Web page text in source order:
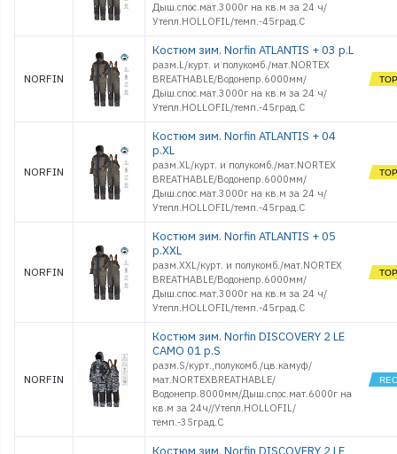
Дыш.спос.мат.3000г на кв.м за 24 ч/
Утепл.HOLLOFIL/темп.-45град.С
NORFIN
Костюм зим. Norfin ATLANTIS + 03 р.L
разм.L/курт. и полукомб./мат.NORTEX
BREATHABLE/Водонепр.6000мм/
Дыш.спос.мат.3000г на кв.м за 24 ч/
Утепл.HOLLOFIL/темп.-45град.С
NORFIN
Костюм зим. Norfin ATLANTIS + 04
р.XL
разм.ХL/курт. и полукомб./мат.NORTEX
BREATHABLE/Водонепр.6000мм/
Дыш.спос.мат.3000г на кв.м за 24 ч/
Утепл.HOLLOFIL/темп.-45град.С
NORFIN
Костюм зим. Norfin ATLANTIS + 05
р.XXL
разм.XХL/курт. и полукомб./мат.NORTEX
BREATHABLE/Водонепр.6000мм/
Дыш.спос.мат.3000г на кв.м за 24 ч/
Утепл.HOLLOFIL/темп.-45град.С
NORFIN
Костюм зим. Norfin DISCOVERY 2 LE
CAMO 01 р.S
разм.S/курт.,полукомб./цв.камуф/
мат.NORTEXBREATHABLE/
Водонепр.8000мм/Дыш.спос.мат.6000г на
кв.м за 24ч//Утепл.HOLLOFIL/
темп.-35град.С
Костюм зим. Norfin DISCOVERY 2 LE